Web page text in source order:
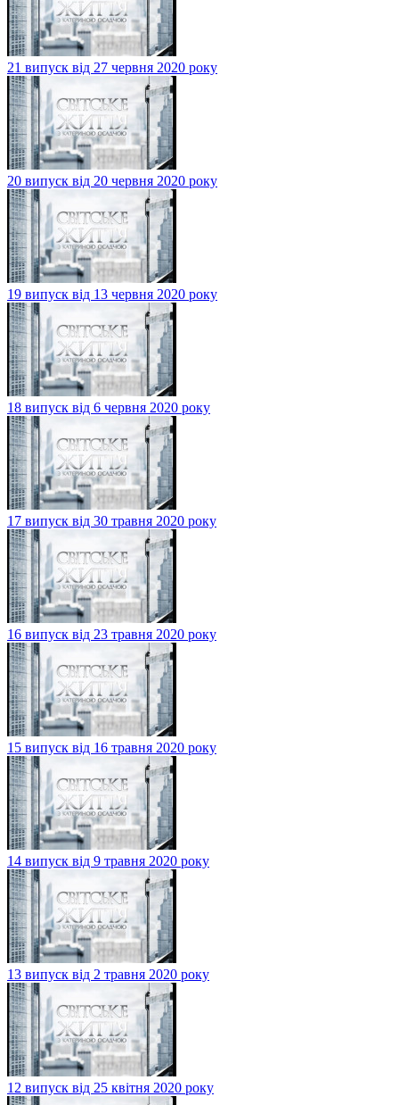
21 випуск від 27 червня 2020 року
20 випуск від 20 червня 2020 року
19 випуск від 13 червня 2020 року
18 випуск від 6 червня 2020 року
17 випуск від 30 травня 2020 року
16 випуск від 23 травня 2020 року
15 випуск від 16 травня 2020 року
14 випуск від 9 травня 2020 року
13 випуск від 2 травня 2020 року
12 випуск від 25 квітня 2020 року